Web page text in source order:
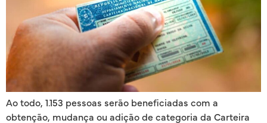
Ao todo, 1.153 pessoas serão beneficiadas com a
obtenção, mudança ou adição de categoria da Carteira